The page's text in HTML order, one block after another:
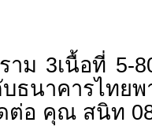
ม 3เนื้อที่ 5-
าคารไทยพา
ต่อ คุณ สนิท